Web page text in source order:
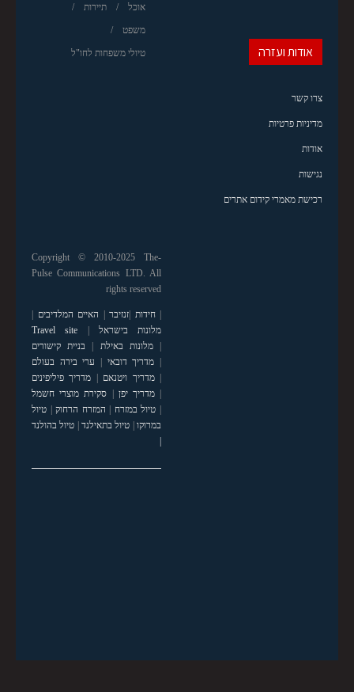
אוכל תיירות
משפט
טיולי משפחות לחו"ל אודות ועזרה
צרו קשר
מדיניות פרטיות
אודות
נגישות
רכישת מאמרי קידום אתרים
Copyright © 2010-2025 The-
Pulse Communications LTD. All
rights reserved
|חידות זנזיבר האיים המלדיבים
מלונות בישראל
Travel site
|מלונות באילת
בניית קישורים
מדריך דובאי
ערי בירה בעולם
|מדריך ויטנאם
מדריך פיליפינים
|מדריך יפן
סקירת מוצרי חשמל
טיול במזרח המזרח הרחוק| טיול
במרוקו| טיול בתאילנד| טיול בהולנד